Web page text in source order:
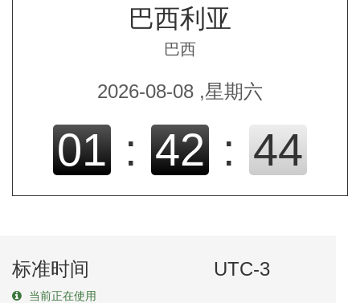
巴西利亚
巴西
2026-08-08 ,星期六
01 : 42 : 45
标准时间
当前正在使用
UTC-3